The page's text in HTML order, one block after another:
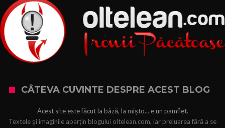
CÂTEVA CUVINTE DESPRE ACEST BLOG
Acest site este făcut la bâză, la mișto... e un pamflet.
Textele şi imaginile aparțin blogului oltelean.com, iar preluarea fără a se